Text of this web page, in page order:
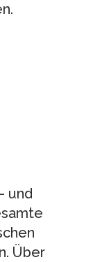
und
Über